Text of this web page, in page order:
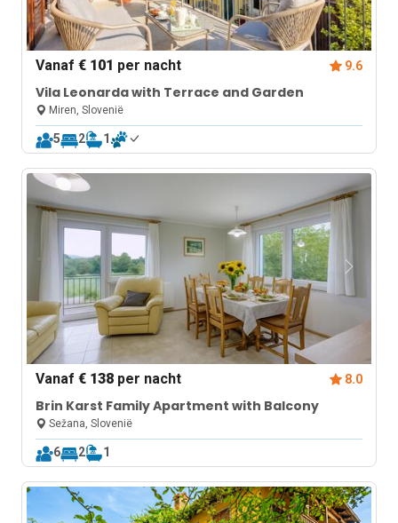
Vanaf€ 101 per nacht 9.6
Vila Leonarda with Terrace and Garden
Miren, Slovenië
5 2 1
Vanaf€ 138 per nacht 8.0
Brin Karst Family Apartment with Balcony
Sežana, Slovenië
6 2 1